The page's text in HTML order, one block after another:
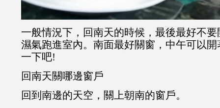
一般情況下，回南天的時候，最後最好不
濕氣跑進室內。南面最好關窗，中午可以
一下吧!
回南天關哪邊窗戶
回到南邊的天空，關上朝南的窗戶。